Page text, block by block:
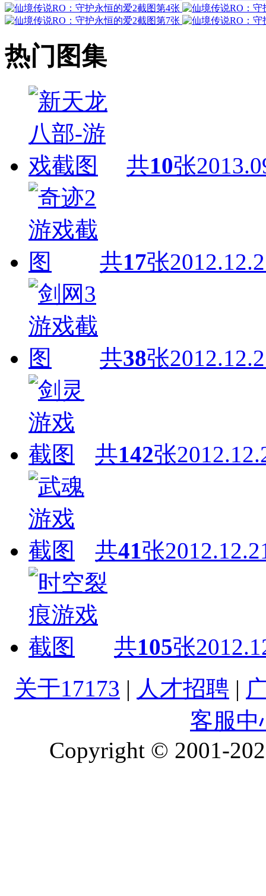
热门图集
共10张
共17张
共38张
共142张
共41张
共105张
关于17173 | 人才招聘 |
客服中
Copyright © 2001-